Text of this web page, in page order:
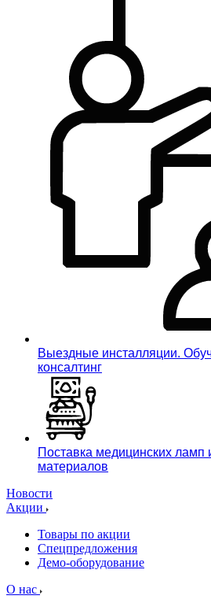
Выездные инсталляции.
консалтинг
Поставка медицинских ламп
материалов
Новости
Акции
Товары по акции
Спецпредложения
Демо-оборудование
О нас